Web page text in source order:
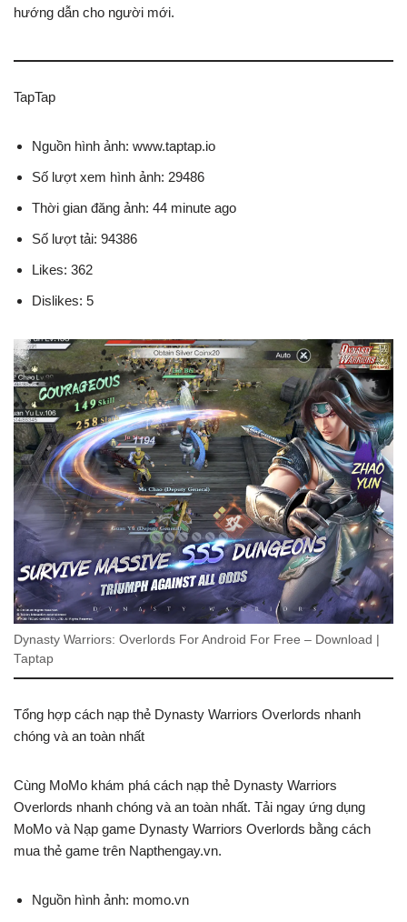
hướng dẫn cho người mới.
TapTap
Nguồn hình ảnh: www.taptap.io
Số lượt xem hình ảnh: 29486
Thời gian đăng ảnh: 44 minute ago
Số lượt tải: 94386
Likes: 362
Dislikes: 5
Dynasty Warriors: Overlords For Android For Free – Download |
Taptap
Tổng hợp cách nạp thẻ Dynasty Warriors Overlords nhanh
chóng và an toàn nhất
Cùng MoMo khám phá cách nạp thẻ Dynasty Warriors
Overlords nhanh chóng và an toàn nhất. Tải ngay ứng dụng
MoMo và Nạp game Dynasty Warriors Overlords bằng cách
mua thẻ game trên Napthengay.vn.
Nguồn hình ảnh: momo.vn